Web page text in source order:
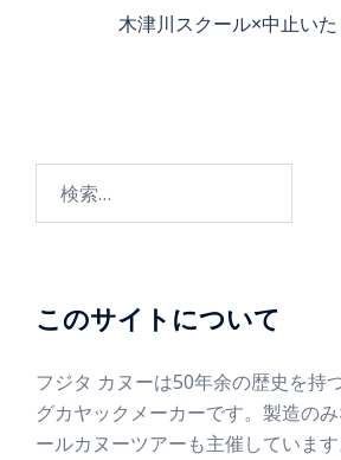
木津川スクール×中止い
このサイトについて
フジタ カヌーは50年余の歴史を持
グカヤックメーカーです。製造の
ールカヌーツアーも主催しています